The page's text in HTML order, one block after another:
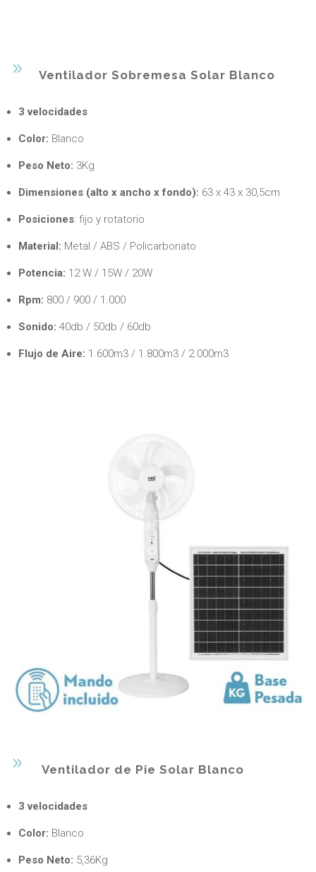
9 Ventilador Sobremesa Solar Blanco
3 velocidades
Color: Blanco
Peso Neto: 3Kg
Dimensiones (alto x ancho x fondo): 63 x 43 x 30,5cm
Posiciones: fijo y rotatorio
Material: Metal / ABS / Policarbonato
Potencia: 12 W / 15W / 20W
Rpm: 800 / 900 / 1.000
Sonido: 40db / 50db / 60db
Flujo de Aire: 1.600m3 / 1.800m3 / 2.000m3
9 Ventilador de Pie Solar Blanco
3 velocidades
Color: Blanco
Peso Neto: 5,36Kg